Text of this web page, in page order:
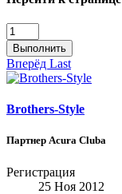
Выполнить
Вперёд Last
Brothers-Style
Партнер Acura Clubа
Регистрация
25 Ноя 2012